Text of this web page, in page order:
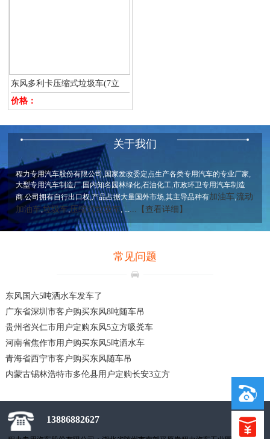
东风多利卡压缩式垃圾车(7立
价格：
关于我们
程力专用汽车股份有限公司,国家发改委定点生产各类专用汽车的专业厂家,
大型专用汽车制造厂.国内知名园林绿化,石油化工,市政环卫专用汽车制造
商.公司拥有自行出口权,产品占据大量国外市场,其主导品种有加油车 ,流动
加油车,垃圾车,压缩式垃圾车, ... ...【查看详细】
常见问题
东风国六5吨洒水车发车了
广东省深圳市客户购买东风8吨随车吊
贵州省兴仁市用户定购东风5立方吸粪车
河南省焦作市用户购买东风5吨洒水车
青海省西宁市客户购买东风随车吊
内蒙古锡林浩特市多伦县用户定购长安3立方
13886882627